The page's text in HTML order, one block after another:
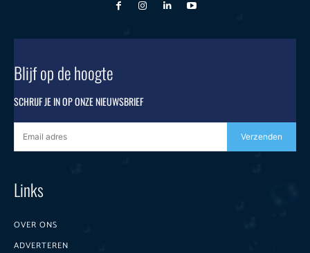
Blijf op de hoogte
SCHRIJF JE IN OP ONZE NIEUWSBRIEF
Verzenden
Links
OVER ONS
ADVERTEREN